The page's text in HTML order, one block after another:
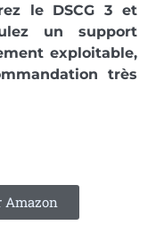
le DSCG 3 et
un support
exploitable,
très
Amazon